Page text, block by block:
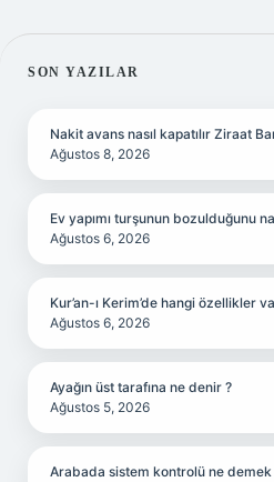
SIDEBAR
SON YAZILAR
Nakit avans nasıl kapatılır Ziraat
Ağustos 8, 2026
Ev yapımı turşunun bozulduğunu
Ağustos 6, 2026
Kur’an-ı Kerim’de hangi özellikler
Ağustos 6, 2026
Ayağın üst tarafına ne denir ?
Ağustos 5, 2026
Arabada sistem kontrolü ne demek